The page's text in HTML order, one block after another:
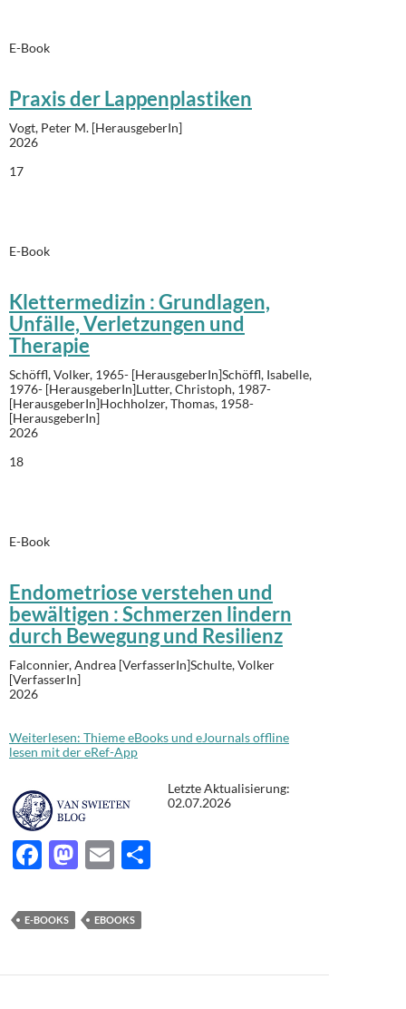
E-Book
Praxis der Lappenplastiken
Vogt, Peter M. [HerausgeberIn]
2026
17
E-Book
Klettermedizin : Grundlagen,
Unfälle, Verletzungen und
Therapie
Schöffl, Volker, 1965- [HerausgeberIn]Schöffl, Isabelle,
1976- [HerausgeberIn]Lutter, Christoph, 1987-
[HerausgeberIn]Hochholzer, Thomas, 1958-
[HerausgeberIn]
2026
18
E-Book
Endometriose verstehen und
bewältigen : Schmerzen lindern
durch Bewegung und Resilienz
Falconnier, Andrea [VerfasserIn]Schulte, Volker
[VerfasserIn]
2026
Weiterlesen: Thieme eBooks und eJournals offline
lesen mit der eRef-App
Letzte Aktualisierung:
02.07.2026
F
e
b
o
M
to
d
o
E
ail
E-BOOKS EBOOKS